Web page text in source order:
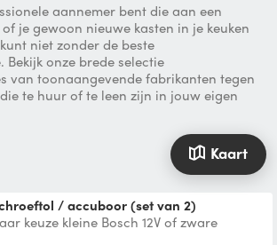
aannemer bent die aan een
je gewoon nieuwe kasten in je keuken
niet zonder de beste
onze brede selectie
van toonaangevende fabrikanten tegen
te huur of te leen zijn in jouw eigen
Kaart
/ accuboor (set van 2)
keuze kleine Bosch 12V of zware